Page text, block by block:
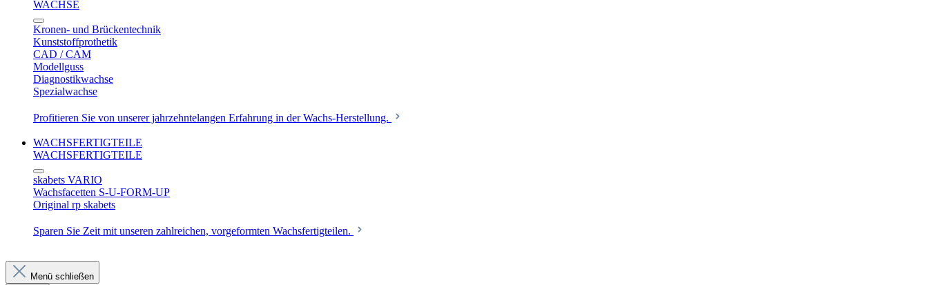
WACHSE
Kronen- und Brückentechnik
Kunststoffprothetik
CAD / CAM
Modellguss
Diagnostikwachse
Spezialwachse
Profitieren Sie von unserer jahrzehntelangen Erfahrung in der Wachs-Herstellung.
WACHSFERTIGTEILE
WACHSFERTIGTEILE
skabets VARIO
Wachsfacetten S-U-FORM-UP
Original rp skabets
Sparen Sie Zeit mit unseren zahlreichen, vorgeformten Wachsfertigteilen.
Menü schließen